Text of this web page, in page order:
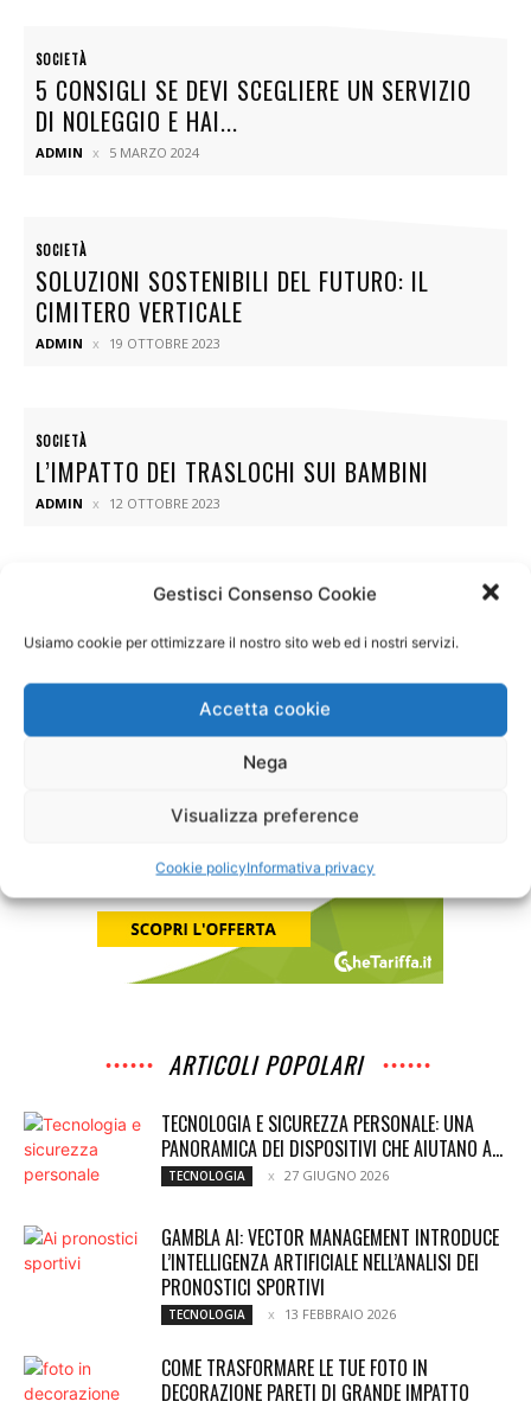
Gestisci Consenso Cookie
Usiamo cookie per ottimizzare il nostro sito web ed i nostri servizi.
Accetta cookie
Nega
Visualizza preference
Cookie policyInformativa privacy
SOCIETÀ
5 CONSIGLI SE DEVI SCEGLIERE UN SERVIZIO
DI NOLEGGIO E HAI...
ADMIN 5 MARZO 2024
SOCIETÀ
SOLUZIONI SOSTENIBILI DEL FUTURO: IL
CIMITERO VERTICALE
ADMIN 19 OTTOBRE 2023
SOCIETÀ
L’IMPATTO DEI TRASLOCHI SUI BAMBINI
ADMIN 12 OTTOBRE 2023
ARTICOLI POPOLARI
TECNOLOGIA E SICUREZZA PERSONALE: UNA
PANORAMICA DEI DISPOSITIVI CHE AIUTANO A...
TECNOLOGIA 27 GIUGNO 2026
GAMBLA AI: VECTOR MANAGEMENT INTRODUCE
L’INTELLIGENZA ARTIFICIALE NELL’ANALISI DEI
PRONOSTICI SPORTIVI
TECNOLOGIA 13 FEBBRAIO 2026
COME TRASFORMARE LE TUE FOTO IN
DECORAZIONE PARETI DI GRANDE IMPATTO